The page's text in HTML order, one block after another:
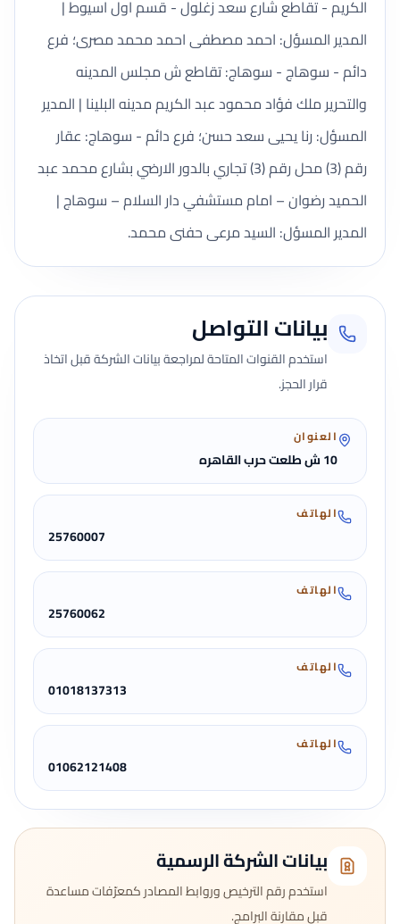
الكريم - تقاطع شارع سعد زغلول - قسم اول اسيوط |
المدير المسؤل: احمد مصطفى احمد محمد مصرى؛ فرع
دائم - سوهاج - سوهاج: تقاطع ش مجلس المدينه
والتحرير ملك فؤاد محمود عبد الكريم مدينه البلينا | المدير
المسؤل: رنا يحيى سعد حسن؛ فرع دائم - سوهاج: عقار
رقم (3) محل رقم (3) تجاري بالدور الارضي بشارع محمد عبد
الحميد رضوان – امام مستشفي دار السلام – سوهاج |
المدير المسؤل: السيد مرعى حفنى محمد.
بيانات التواصل
استخدم القنوات المتاحة لمراجعة بيانات الشركة قبل اتخاذ
قرار الحجز.
العنوان
10 ش طلعت حرب القاهره
الهاتف
25760007
الهاتف
25760062
الهاتف
01018137313
الهاتف
01062121408
بيانات الشركة الرسمية
استخدم رقم الترخيص وروابط المصادر كمعرّفات مساعدة
قبل مقارنة البرامج.